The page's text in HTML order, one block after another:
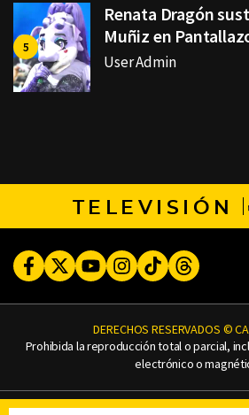
Renata Dragón
Muñiz en
User Admin
TELEVISIÓN
FacebookTwitterYoutubeInstagram
TikTokThreads
DERECHOS RESERVADOS ©
Prohibida la reproducción total o parcial,
electrónico o